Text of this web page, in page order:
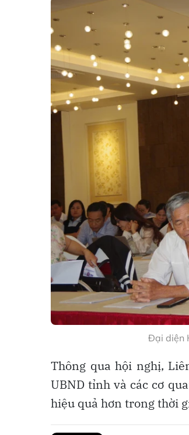
Đại diện
Thông qua hội nghị,
UBND tỉnh và các cơ
hiệu quả hơn trong thời